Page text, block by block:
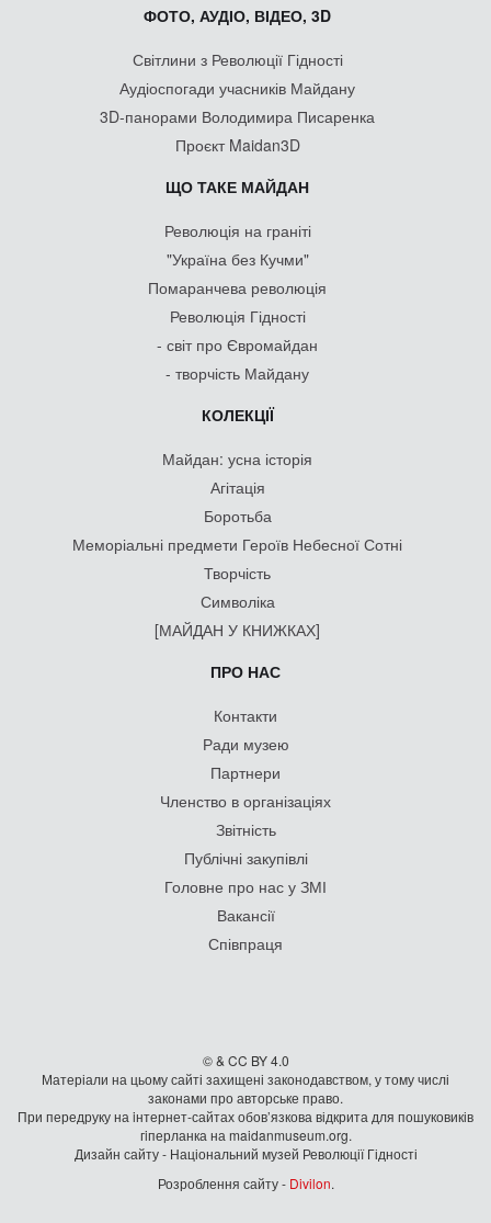
ФОТО, АУДІО, ВІДЕО, 3D
Світлини з Революції Гідності
Аудіоспогади учасників Майдану
3D-панорами Володимира Писаренка
Проєкт Maidan3D
ЩО ТАКЕ МАЙДАН
Революція на граніті
"Україна без Кучми"
Помаранчева революція
Революція Гідності
- світ про Євромайдан
- творчість Майдану
КОЛЕКЦІЇ
Майдан: усна історія
Агітація
Боротьба
Меморіальні предмети Героїв Небесної Сотні
Творчість
Символіка
[МАЙДАН У КНИЖКАХ]
ПРО НАС
Контакти
Ради музею
Партнери
Членство в організаціях
Звітність
Публічні закупівлі
Головне про нас у ЗМІ
Вакансії
Співпраця
© & CC BY 4.0
Матеріали на цьому сайті захищені законодавством, у тому числі
законами про авторське право.
При передруку на iнтернет-сайтах обов’язкова відкрита для пошуковиків
гiперланка на maidanmuseum.org.
Дизайн сайту - Національний музей Революції Гідності
Розроблення сайту - Divilon.